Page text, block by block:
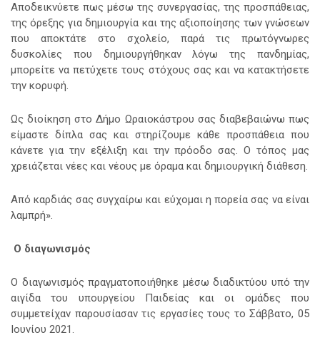
Αποδεικνύετε πως μέσω της συνεργασίας, της προσπάθειας,
της όρεξης για δημιουργία και της αξιοποίησης των γνώσεων
που αποκτάτε στο σχολείο, παρά τις πρωτόγνωρες
δυσκολίες που δημιουργήθηκαν λόγω της πανδημίας,
μπορείτε να πετύχετε τους στόχους σας και να κατακτήσετε
την κορυφή.
Ως διοίκηση στο Δήμο Ωραιοκάστρου σας διαβεβαιώνω πως
είμαστε δίπλα σας και στηρίζουμε κάθε προσπάθεια που
κάνετε για την εξέλιξη και την πρόοδο σας. Ο τόπος μας
χρειάζεται νέες και νέους με όραμα και δημιουργική διάθεση.
Από καρδιάς σας συγχαίρω και εύχομαι η πορεία σας να είναι
λαμπρή».
Ο διαγωνισμός
Ο διαγωνισμός πραγματοποιήθηκε μέσω διαδικτύου υπό την
αιγίδα του υπουργείου Παιδείας και οι ομάδες που
συμμετείχαν παρουσίασαν τις εργασίες τους το Σάββατο, 05
Ιουνίου 2021.